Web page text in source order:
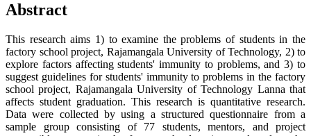
Abstract
This research aims 1) to examine the problems of students in the
factory school project, Rajamangala University of Technology, 2) to
explore factors affecting students' immunity to problems, and 3) to
suggest guidelines for students' immunity to problems in the factory
school project, Rajamangala University of Technology Lanna that
affects student graduation. This research is quantitative research.
Data were collected by using a structured questionnaire from a
sample group consisting of 77 students, mentors, and project